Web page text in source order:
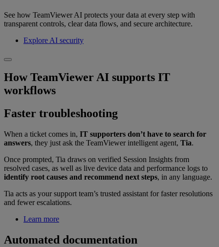
See how TeamViewer AI protects your data at every step with
transparent controls, clear data flows, and secure architecture.
Explore AI security
How TeamViewer AI supports IT
workflows
Faster troubleshooting
When a ticket comes in, IT supporters don’t have to search for
answers, they just ask the TeamViewer intelligent agent, Tia.
Once prompted, Tia draws on verified Session Insights from
resolved cases, as well as live device data and performance logs to
identify root causes and recommend next steps, in any language.
Tia acts as your support team’s trusted assistant for faster resolutions
and fewer escalations.
Learn more
Automated documentation